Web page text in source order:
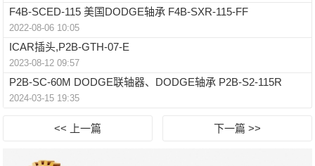
F4B-SCED-115 美国DODGE轴承 F4B-SXR-115-FF
2022-08-06 10:05
ICAR插头,P2B-GTH-07-E
2023-08-12 09:57
P2B-SC-60M DODGE联轴器、DODGE轴承 P2B-S2-115R
2024-03-15 19:35
<< 上一篇 下一篇 >>